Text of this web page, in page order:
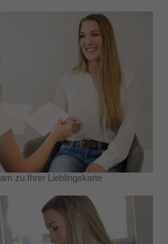
zu Ihrer Lieblingskarte